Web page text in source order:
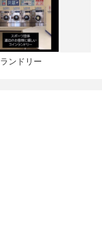
ンドリー